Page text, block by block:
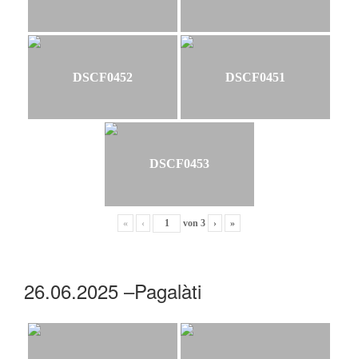
DSCF0452 DSCF0451
DSCF0453
« ‹ von 3 › »
26.06.2025 –Pagalàti